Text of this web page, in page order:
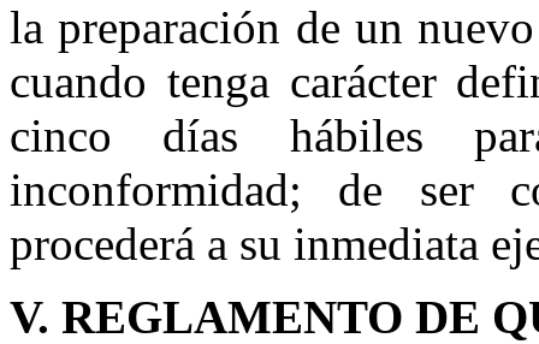
la preparación de un
cuando tenga carácter
cinco días hábiles
inconformidad; de ser
procederá a su inmediata
V. REGLAMENTO DE